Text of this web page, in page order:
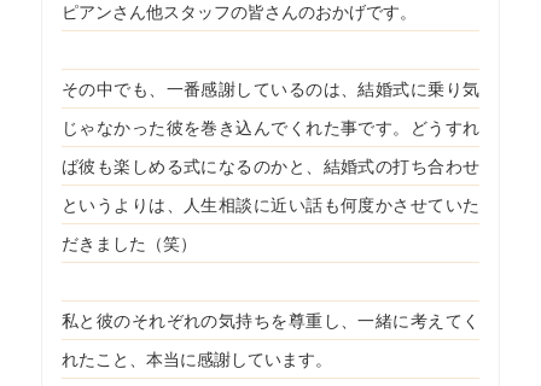
ピアンさん他スタッフの皆さんのおかげです。
その中でも、一番感謝しているのは、結婚式に乗り気
じゃなかった彼を巻き込んでくれた事です。どうすれ
ば彼も楽しめる式になるのかと、結婚式の打ち合わせ
というよりは、人生相談に近い話も何度かさせていた
だきました（笑）
私と彼のそれぞれの気持ちを尊重し、一緒に考えてく
れたこと、本当に感謝しています。